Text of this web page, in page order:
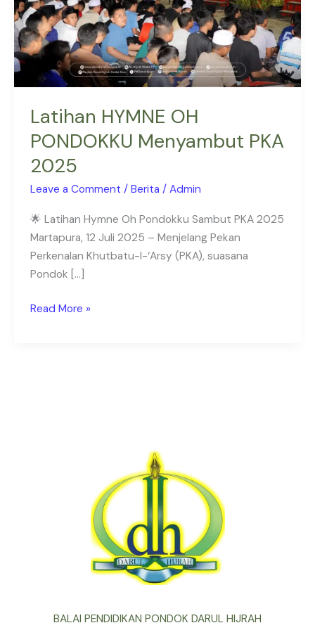
Latihan HYMNE OH
PONDOKKU Menyambut PKA
2025
Leave a Comment /Berita /Admin
🌟 Latihan Hymne Oh Pondokku Sambut PKA 2025
Martapura, 12 Juli 2025 – Menjelang Pekan
Perkenalan Khutbatu-l-‘Arsy (PKA), suasana
Pondok […]
2025
Read More »
BALAI PENDIDIKAN PONDOK DARUL HIJRAH